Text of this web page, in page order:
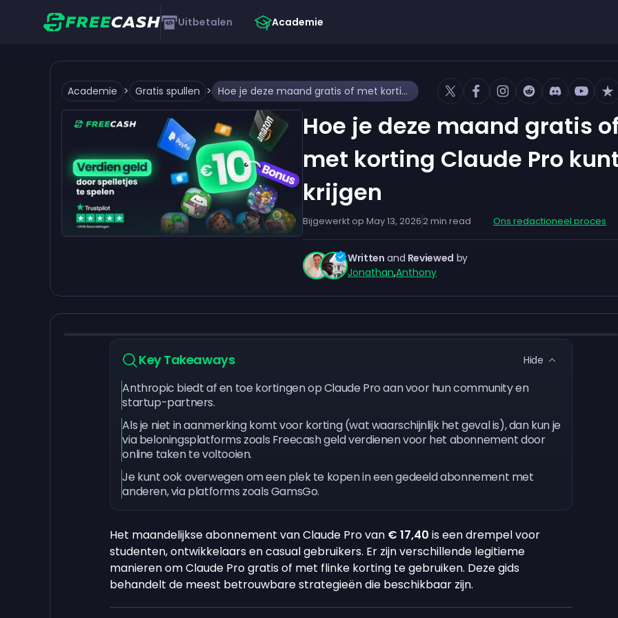
Uitbetalen Academie
Academie > Gratis spullen > Hoe je deze maand gratis of met korting Claude Pro kunt krijgen
Hoe je deze maand gratis of
met korting Claude Pro
krijgen
Bijgewerkt op May 13, 20262min read Ons redactioneel proces
Written and Reviewed by
Jonathan,Anthony
Key Takeaways Hide
Anthropic biedt af en toe kortingen op Claude Pro aan voor hun community en
startup-partners.
Als je niet in aanmerking komt voor korting (wat waarschijnlijk het geval is), dan kun je
via beloningsplatforms zoals Freecash geld verdienen voor het abonnement door
online taken te voltooien.
Je kunt ook overwegen om een plek te kopen in een gedeeld abonnement met
anderen, via platforms zoals GamsGo.
Het maandelijkse abonnement van Claude Pro van € 17,40 is een drempel voor
studenten, ontwikkelaars en casual gebruikers. Er zijn verschillende legitieme
manieren om Claude Pro gratis of met flinke korting te gebruiken. Deze gids
behandelt de meest betrouwbare strategieën die beschikbaar zijn.